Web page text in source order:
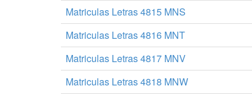
Matriculas Letras 4815 MNS
Matriculas Letras 4816 MNT
Matriculas Letras 4817 MNV
Matriculas Letras 4818 MNW